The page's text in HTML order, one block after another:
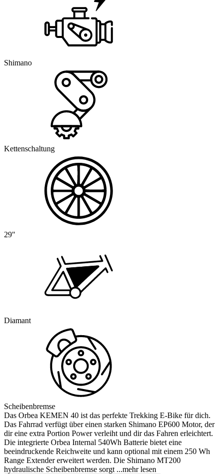
Shimano
Kettenschaltung
29"
Diamant
Scheibenbremse
Das Orbea KEMEN 40 ist das perfekte Trekking E-Bike für dich.
Das Fahrrad verfügt über einen starken Shimano EP600 Motor, der
dir eine extra Portion Power verleiht und dir das Fahren erleichtert.
Die integrierte Orbea Internal 540Wh Batterie bietet eine
beeindruckende Reichweite und kann optional mit einem 250 Wh
Range Extender erweitert werden. Die Shimano MT200
hydraulische Scheibenbremse sorgt ...mehr lesen